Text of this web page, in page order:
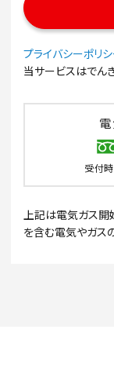
プライバシーポリ
当サービスはでん
受付
上記は電気ガス開
を含む電気やガス